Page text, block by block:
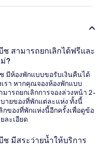
สามารถยกเลิกได้ฟรีและ
?
มีห้องพักแบบขอรับเงินคืนได้
รา หากคุณจองห้องพักแบบ
ารถยกเลิกการจองล่วงหน้า 2-
ายของที่พักแต่ละแห่ง ทั้งนี้
ของที่พักแห่งนี้อีกครั้งเพื่อดูข้อ
ละเอียด
มีสระว่ายน้ำให้บริการ